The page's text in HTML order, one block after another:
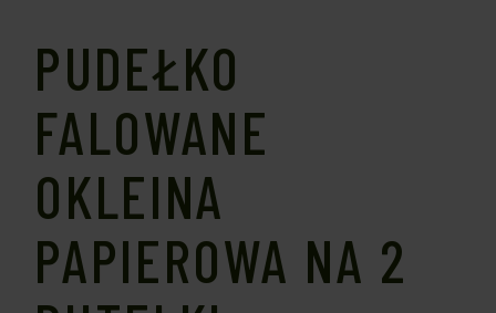
PUDEŁKO
FALOWANE
OKLEINA
PAPIEROWA NA 2